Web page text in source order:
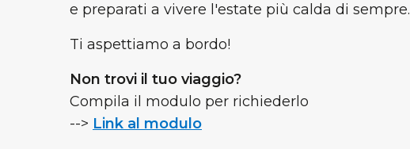
e preparati a vivere l'estate più calda di sempre.
Ti aspettiamo a bordo!
Non trovi il tuo viaggio?
Compila il modulo per richiederlo
--> Link al modulo